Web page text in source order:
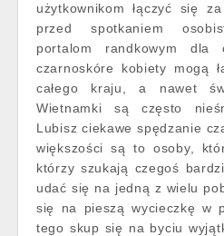
użytkownikom łączyć się
przed spotkaniem
portalom randkowym dla
czarnoskóre kobiety mogą
całego kraju, a nawet
Wietnamki są często
Lubisz ciekawe spędzanie
większości są to osoby,
którzy szukają czegoś
udać się na jedną z wielu
się na pieszą wycieczkę w
tego skup się na byciu